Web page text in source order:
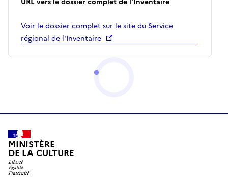
Voir le dossier complet sur le site du Service
régional de l'Inventaire
MINISTÈRE
DE LA CULTURE